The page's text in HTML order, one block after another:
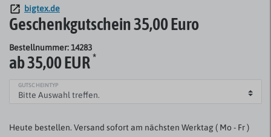
bigtex.de
Geschenkgutschein 35,00 Euro
Bestellnummer: 14283
ab 35,00 EUR*
GUTSCHEINTYP
Heute bestellen. Versand sofort am nächsten Werktag ( Mo - Fr )